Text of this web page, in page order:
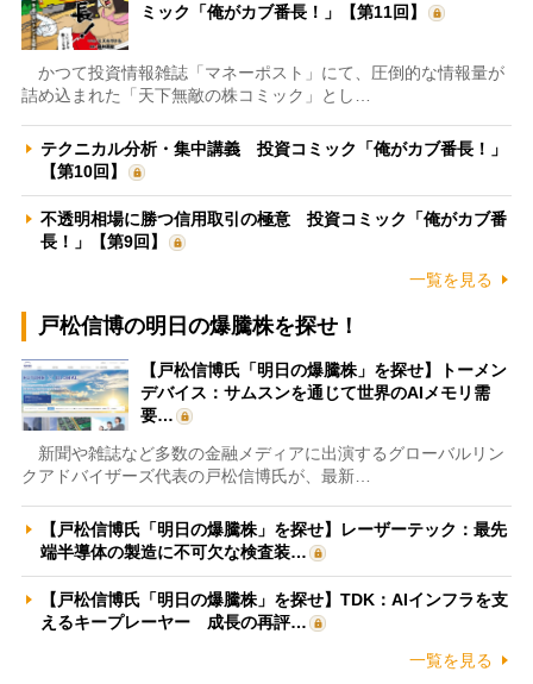
ミック「俺がカブ番長！」【第11回】
かつて投資情報雑誌「マネーポスト」にて、圧倒的な情報量が
詰め込まれた「天下無敵の株コミック」とし…
テクニカル分析・集中講義 投資コミック「俺がカブ番長！」
【第10回】
不透明相場に勝つ信用取引の極意 投資コミック「俺がカブ番
長！」【第9回】
一覧を見る
戸松信博の明日の爆騰株を探せ！
【戸松信博氏「明日の爆騰株」を探せ】トーメン
デバイス：サムスンを通じて世界のAIメモリ需
要…
新聞や雑誌など多数の金融メディアに出演するグローバルリン
クアドバイザーズ代表の戸松信博氏が、最新…
【戸松信博氏「明日の爆騰株」を探せ】レーザーテック：最先
端半導体の製造に不可欠な検査装…
【戸松信博氏「明日の爆騰株」を探せ】TDK：AIインフラを支
えるキープレーヤー 成長の再評…
一覧を見る